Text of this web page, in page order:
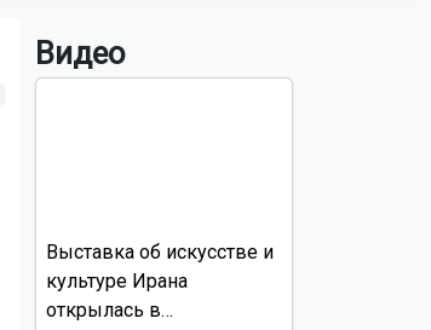
Видео
Выставка об искусстве и
культуре Ирана
открылась в